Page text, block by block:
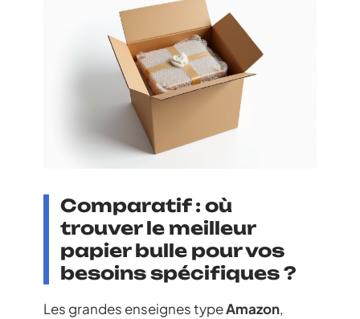
Comparatif : où
trouver le meilleur
papier bulle pour vos
besoins spécifiques ?
Les grandes enseignes typeAmazon,